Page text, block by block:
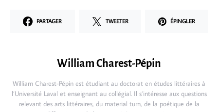
PARTAGER TWEETER ÉPINGLER
William Charest-Pépin
William Charest-Pépin est étudiant au doctorat en études littéraires à
l’Université Laval et enseignant au collégial. Il s’intéresse aux questions
relevant des arts littéraires, du material turn, de la poétique de la